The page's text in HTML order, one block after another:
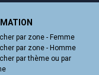
par zone - Femme
par zone - Homme
par thème ou par